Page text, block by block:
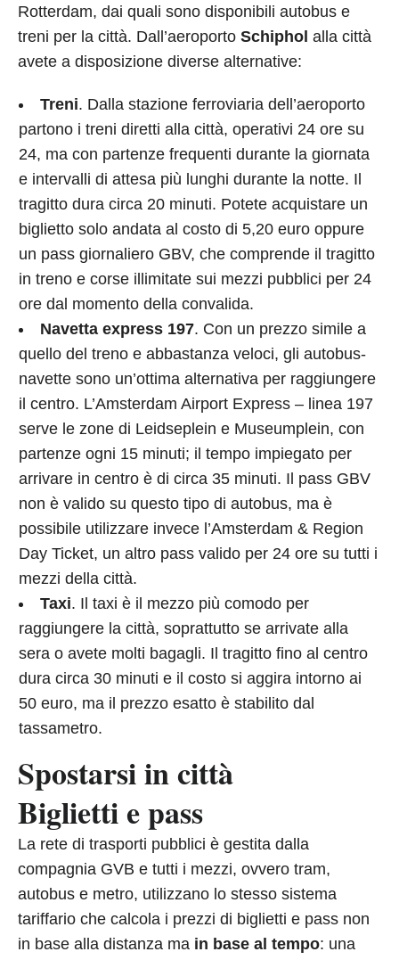
Rotterdam, dai quali sono disponibili autobus e
treni per la città. Dall’aeroporto Schiphol alla città
avete a disposizione diverse alternative:
Treni. Dalla stazione ferroviaria dell’aeroporto
partono i treni diretti alla città, operativi 24 ore su
24, ma con partenze frequenti durante la giornata
e intervalli di attesa più lunghi durante la notte. Il
tragitto dura circa 20 minuti. Potete acquistare un
biglietto solo andata al costo di 5,20 euro oppure
un pass giornaliero GBV, che comprende il tragitto
in treno e corse illimitate sui mezzi pubblici per 24
ore dal momento della convalida.
Navetta express 197. Con un prezzo simile a
quello del treno e abbastanza veloci, gli autobus-
navette sono un’ottima alternativa per raggiungere
il centro. L’Amsterdam Airport Express – linea 197
serve le zone di Leidseplein e Museumplein, con
partenze ogni 15 minuti; il tempo impiegato per
arrivare in centro è di circa 35 minuti. Il pass GBV
non è valido su questo tipo di autobus, ma è
possibile utilizzare invece l’Amsterdam & Region
Day Ticket, un altro pass valido per 24 ore su tutti i
mezzi della città.
Taxi. Il taxi è il mezzo più comodo per
raggiungere la città, soprattutto se arrivate alla
sera o avete molti bagagli. Il tragitto fino al centro
dura circa 30 minuti e il costo si aggira intorno ai
50 euro, ma il prezzo esatto è stabilito dal
tassametro.
Spostarsi in città
Biglietti e pass
La rete di trasporti pubblici è gestita dalla
compagnia GVB e tutti i mezzi, ovvero tram,
autobus e metro, utilizzano lo stesso sistema
tariffario che calcola i prezzi di biglietti e pass non
in base alla distanza ma in base al tempo: una